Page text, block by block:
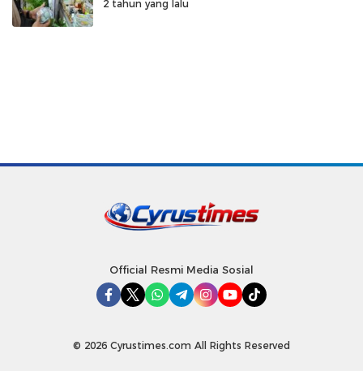
2 tahun yang lalu
Official Resmi Media Sosial
© 2026 Cyrustimes.com All Rights Reserved